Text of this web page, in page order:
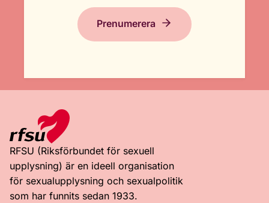
Prenumerera
RFSU (Riksförbundet för sexuell
upplysning) är en ideell organisation
för sexualupplysning och sexualpolitik
som har funnits sedan 1933.